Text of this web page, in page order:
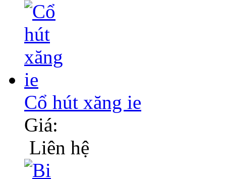
Cổ hút xăng ie
Giá:
Liên hệ